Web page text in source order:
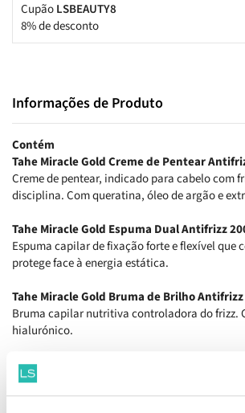
CupãoLSBEAUTY8
8% de desconto
Informações de Produto
Contém
Tahe Miracle Gold Creme de Pentear
Creme de pentear, indicado para cabelo com
disciplina. Com queratina, óleo de argão e
Tahe Miracle Gold Espuma Dual Antifrizz
Espuma capilar de fixação forte e flexível que
protege face à energia estática.
Tahe Miracle Gold Bruma de Brilho
Bruma capilar nutritiva controladora do frizz.
hialurónico.
Tahe Miracle Gold Gel Antifrizz 50ml
Gel anti-frizz e anti-humidade, com proteção
maior duração do penteado. Com queratina